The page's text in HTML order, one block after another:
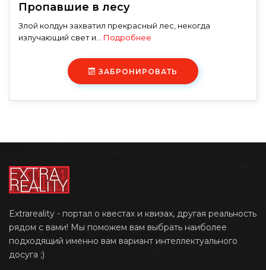
Пропавшие в лесу
Злой колдун захватил прекрасный лес, некогда
излучающий свет и... Подробнее
ЗАБРОНИРОВАТЬ
Extrareality - портал о квестах и квизах, другая реальность
рядом с вами! Мы поможем вам выбрать наиболее
подходящий именно вам вариант интеллектуального
досуга ;)